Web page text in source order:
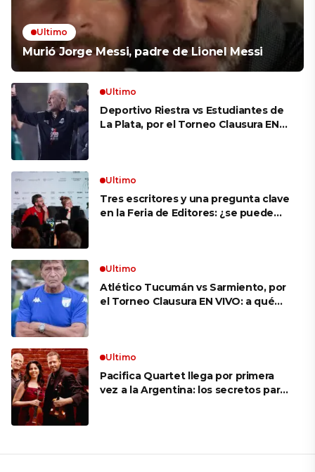
Ultimo
Murió Jorge Messi, padre de Lionel Messi
Ultimo
Deportivo Riestra vs Estudiantes de
La Plata, por el Torneo Clausura EN
Ultimo
Tres escritores y una pregunta clave
en la Feria de Editores: ¿se puede
Ultimo
Atlético Tucumán vs Sarmiento, por
el Torneo Clausura EN VIVO: a qué
Ultimo
Pacifica Quartet llega por primera
vez a la Argentina: los secretos para